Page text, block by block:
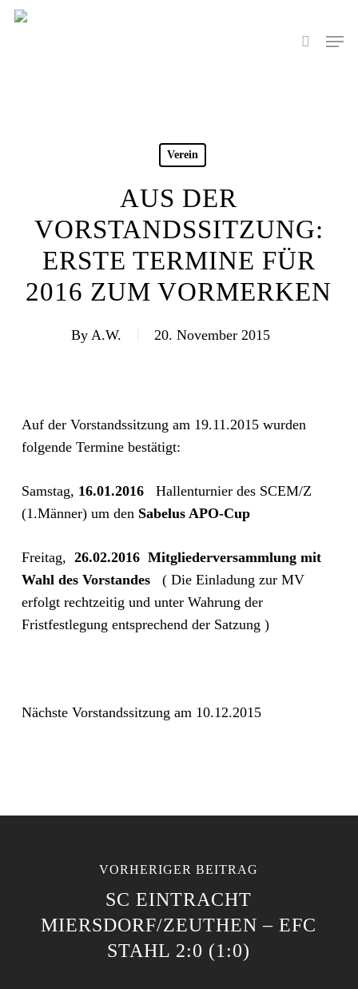
Skip
search
Menu
Verein
AUS DER
VORSTANDSSITZUNG:
ERSTE TERMINE FÜR
2016 ZUM VORMERKEN
By A.W. 20. November 2015
Auf der Vorstandssitzung am 19.11.2015 wurden
folgende Termine bestätigt:
Samstag, 16.01.2016Hallenturnier des SCEM/Z
(1.Männer) um den Sabelus APO-Cup
Freitag, 26.02.2016 Mitgliederversammlung mit
Wahl des Vorstandes( Die Einladung zur MV
erfolgt rechtzeitig und unter Wahrung der
Fristfestlegung entsprechend der Satzung )
Nächste Vorstandssitzung am 10.12.2015
VORHERIGER BEITRAG
SC EINTRACHT
MIERSDORF/ZEUTHEN – EFC
STAHL 2:0 (1:0)